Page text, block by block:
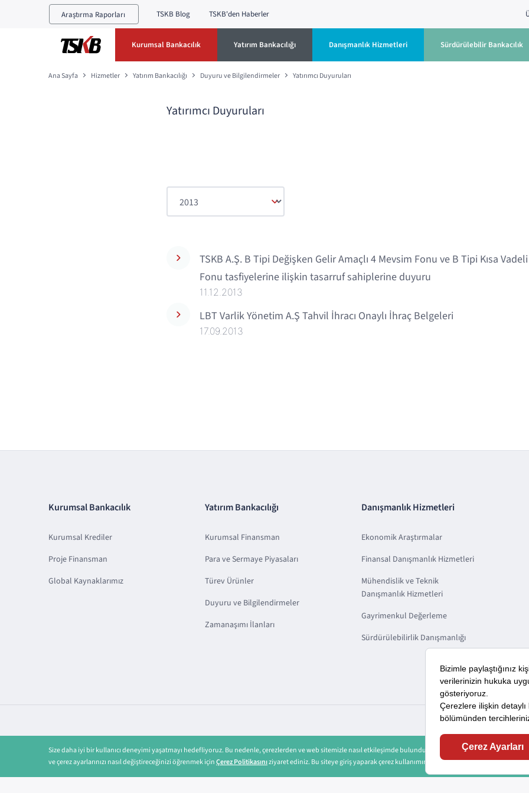
Araştırma Raporları TSKB Blog TSKB'den Haberler
Kurumsal Bankacılık Yatırım Bankacılığı Danışmanlık Hizmetleri Sürdürülebilir Bankacılık
Ana Sayfa Hizmetler Yatırım Bankacılığı Duyuru ve Bilgilendirmeler Yatırımcı Duyuruları
Yatırımcı Duyuruları
TSKB A.Ş. B Tipi Değişken Gelir Amaçlı 4 Mevsim Fonu ve B Tipi Kısa
Fonu tasfiyelerine ilişkin tasarruf sahiplerine duyuru
11.12.2013
LBT Varlik Yönetim A.Ş Tahvil İhracı Onaylı İhraç Belgeleri
17.09.2013
Kurumsal Bankacılık
Kurumsal Krediler
Proje Finansman
Global Kaynaklarımız
Yatırım Bankacılığı
Kurumsal Finansman
Para ve Sermaye Piyasaları
Türev Ürünler
Duyuru ve Bilgilendirmeler
Zamanaşımı İlanları
Danışmanlık Hizmetleri
Ekonomik Araştırmalar
Finansal Danışmanlık Hizmetleri
Mühendislik ve Teknik
Danışmanlık Hizmetleri
Gayrimenkul Değerleme
Sürdürülebilirlik Danışmanlığı
Copyright © 2025 TSKB A.Ş. Gizlilik Politikamız KVKK Sorumluluk Bilgi Toplumu Hizmetleri
Size daha iyi bir kullanıcı deneyimi yaşatmayı hedefliyoruz. Bu nedenle, çerezlerden ve web sitemizle nasıl etkileşimde bulunduğunuza ilişkin verileri
ve çerez ayarlarınızı nasıl değiştireceğinizi öğrenmek içinÇerez Politikasınıziyaret ediniz. Bu siteye giriş yaparak çerez kullanımını kabul etmiş sayılıyorsunuz.